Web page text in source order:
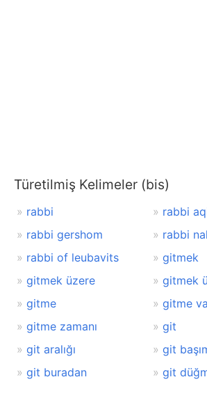
Türetilmiş Kelimeler (bis)
rabbi
rabbi
rabbi gershom
rabbi
rabbi of leubavits
gitmek
gitmek üzere
gitmek
gitme
gitme
gitme zamanı
git
git aralığı
git
git buradan
git